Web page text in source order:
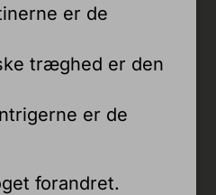
er de
træghed er den
er de
forandret.